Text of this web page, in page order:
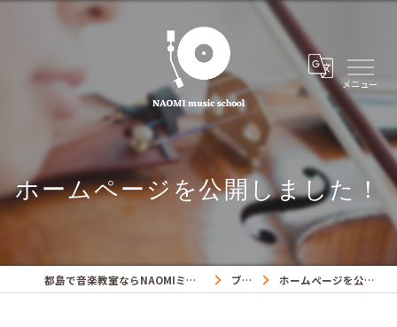
ホームページを公開しました！
都島で音楽教室ならNAOMIミュージックスクール ブログ ホームページを公開しました！